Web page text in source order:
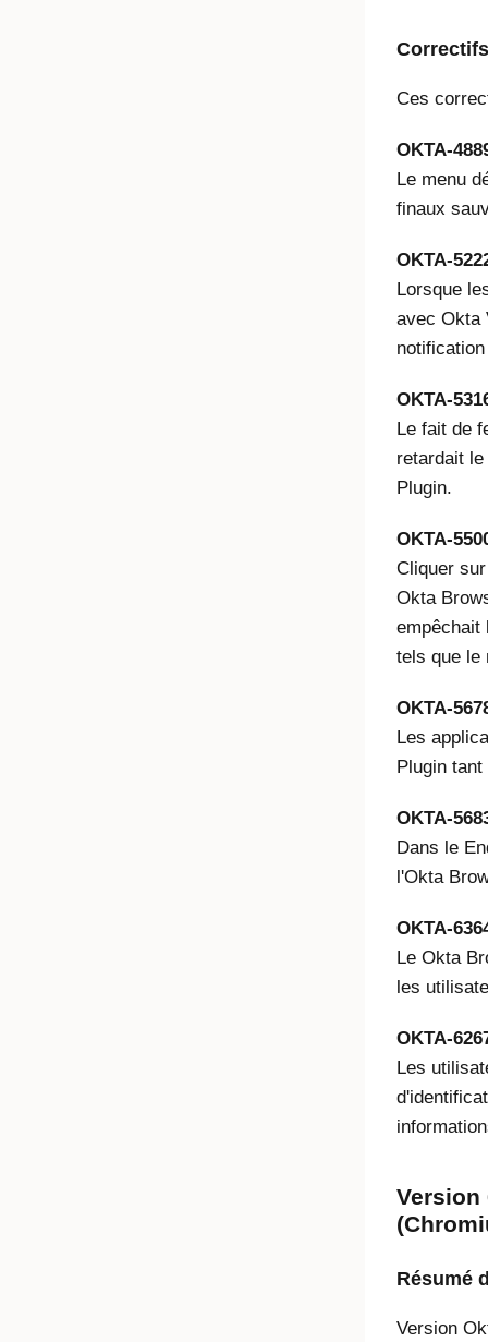
Ces
OKTA-
Le menu
finaux
OKTA-
Lorsque
avec Okta
OKTA-
Le fait de
retardait
Plugin.
OKTA-
Cliquer
Okta
empêchait
tels que le
OKTA-
Les
Plugin
OKTA-
Dans le
l'Okta
OKTA-
Le Okta
les
OKTA-
Les
Version
Résumé
Version